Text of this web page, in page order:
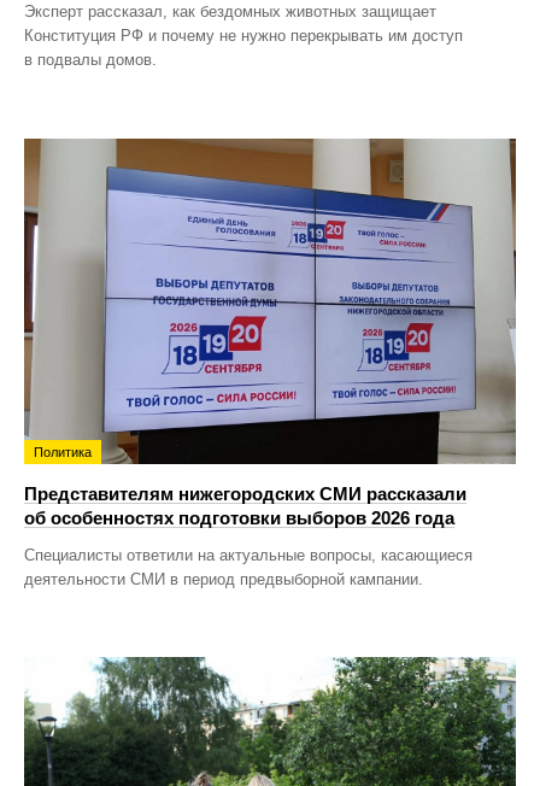
Эксперт рассказал, как бездомных животных защищает
Конституция РФ и почему не нужно перекрывать им доступ
в подвалы домов.
Политика
Представителям нижегородских СМИ рассказали
об особенностях подготовки выборов 2026 года
Специалисты ответили на актуальные вопросы, касающиеся
деятельности СМИ в период предвыборной кампании.